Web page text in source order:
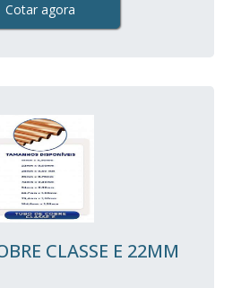
Cotar agora
CLASSE E 22MM